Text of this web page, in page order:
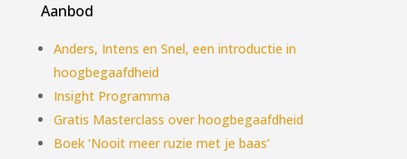
Aanbod
Anders, Intens en Snel, een introductie in
hoogbegaafdheid
Insight Programma
Gratis Masterclass over hoogbegaafdheid
Boek ‘Nooit meer ruzie met je baas’